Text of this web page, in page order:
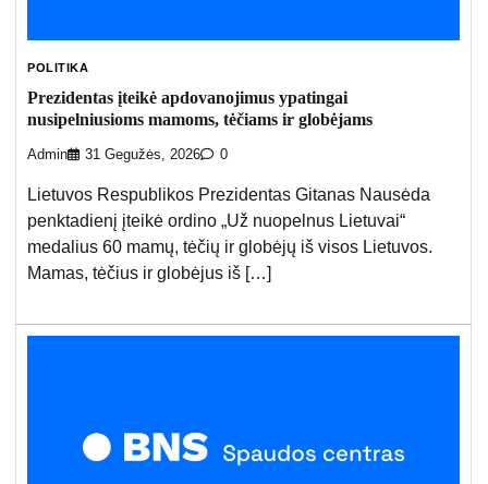
POLITIKA
Prezidentas įteikė apdovanojimus ypatingai
nusipelniusioms mamoms, tėčiams ir globėjams
Admin 31 Gegužės, 2026 0
Lietuvos Respublikos Prezidentas Gitanas Nausėda
penktadienį įteikė ordino „Už nuopelnus Lietuvai“
medalius 60 mamų, tėčių ir globėjų iš visos Lietuvos.
Mamas, tėčius ir globėjus iš […]